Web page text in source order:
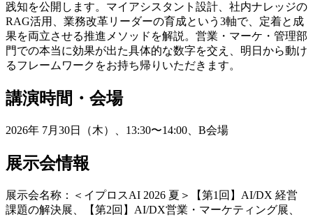
践知を公開します。マイアシスタント設計、社内ナレッジの
RAG活用、業務改革リーダーの育成という3軸で、定着と成
果を両立させる推進メソッドを解説。営業・マーケ・管理部
門での本当に効果が出た具体的な数字を交え、明日から動け
るフレームワークをお持ち帰りいただきます。
講演時間・会場
2026年 7月30日（木）、13:30〜14:00、B会場
展示会情報
展示会名称：＜イプロスAI 2026 夏＞【第1回】AI/DX 経営
課題の解決展、【第2回】AI/DX営業・マーケティング展、